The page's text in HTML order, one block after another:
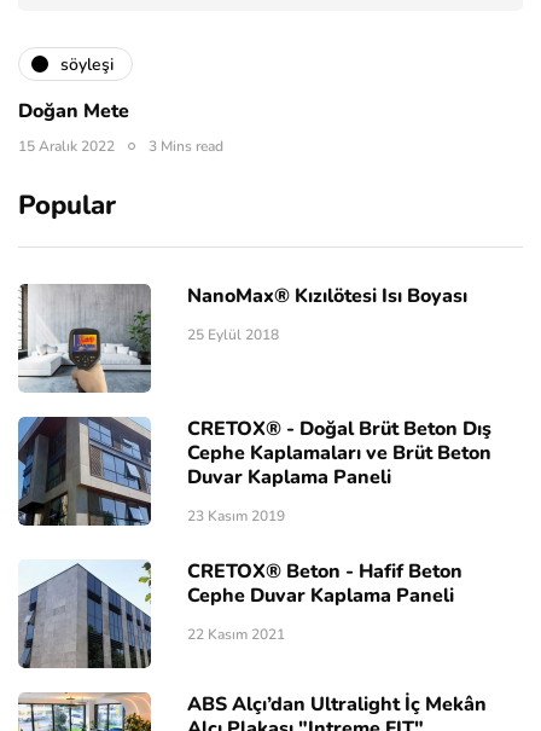
söyleşi
Doğan Mete
15 Aralık 2022 3 Mins read
Popular
NanoMax® Kızılötesi Isı Boyası
25 Eylül 2018
CRETOX® - Doğal Brüt Beton Dış
Cephe Kaplamaları ve Brüt Beton
Duvar Kaplama Paneli
23 Kasım 2019
CRETOX® Beton - Hafif Beton
Cephe Duvar Kaplama Paneli
22 Kasım 2021
ABS Alçı’dan Ultralight İç Mekân